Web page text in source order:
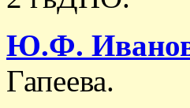
Ю.Ф.
Гапеева.